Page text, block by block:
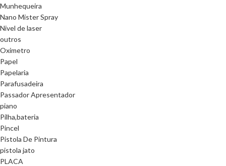
Munhequeira
Nano Mister Spray
Nivel de laser
outros
Oximetro
Papel
Papelaria
Parafusadeira
Passador Apresentador
piano
Pilha,bateria
Pincel
Pistola De Pintura
pistola jato
PLACA